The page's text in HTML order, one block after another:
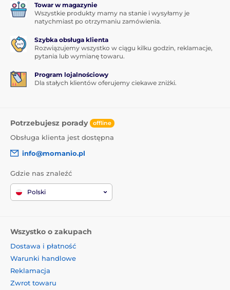
Towar w magazynie
Wszystkie produkty mamy na stanie i wysyłamy je
natychmiast po otrzymaniu zamówienia.
Szybka obsługa klienta
Rozwiązujemy wszystko w ciągu kilku godzin, reklamacje,
pytania lub wymianę towaru.
Program lojalnościowy
Dla stałych klientów oferujemy ciekawe zniżki.
Potrzebujesz porady offline
Obsługa klienta jest dostępna
info@momanio.pl
Gdzie nas znaleźć
Polski
Wszystko o zakupach
Dostawa i płatność
Warunki handlowe
Reklamacja
Zwrot towaru